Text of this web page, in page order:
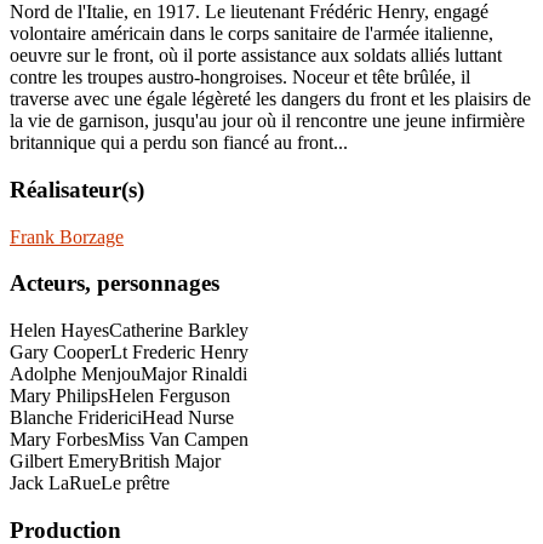
Nord de l'Italie, en 1917. Le lieutenant Frédéric Henry, engagé
volontaire américain dans le corps sanitaire de l'armée italienne,
oeuvre sur le front, où il porte assistance aux soldats alliés luttant
contre les troupes austro-hongroises. Noceur et tête brûlée, il
traverse avec une égale légèreté les dangers du front et les plaisirs de
la vie de garnison, jusqu'au jour où il rencontre une jeune infirmière
britannique qui a perdu son fiancé au front...
Réalisateur(s)
Frank Borzage
Acteurs, personnages
Helen HayesCatherine Barkley
Gary CooperLt Frederic Henry
Adolphe MenjouMajor Rinaldi
Mary PhilipsHelen Ferguson
Blanche FridericiHead Nurse
Mary ForbesMiss Van Campen
Gilbert EmeryBritish Major
Jack LaRueLe prêtre
Production